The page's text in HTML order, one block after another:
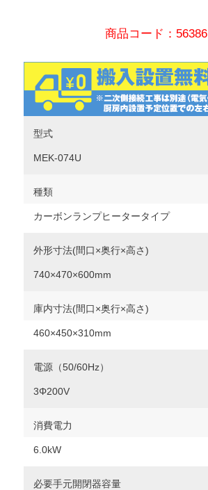
商品コード：56386
型式
MEK-074U
種類
カーボンランプヒータータイプ
外形寸法(間口×奥行×高さ)
740×470×600mm
庫内寸法(間口×奥行×高さ)
460×450×310mm
電源（50/60Hz）
3Φ200V
消費電力
6.0kW
必要手元開閉器容量